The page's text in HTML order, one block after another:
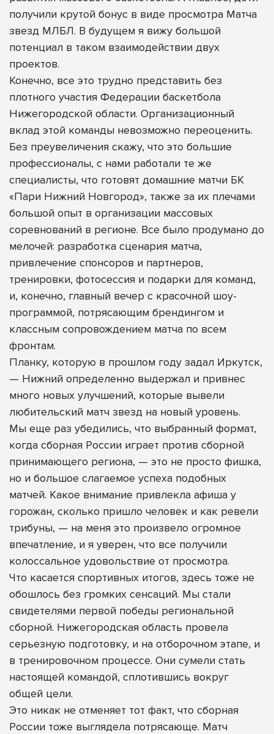
получили крутой бонус в виде просмотра Матча
звезд МЛБЛ. В будущем я вижу большой
потенциал в таком взаимодействии двух
проектов.
Конечно, все это трудно представить без
плотного участия Федерации баскетбола
Нижегородской области. Организационный
вклад этой команды невозможно переоценить.
Без преувеличения скажу, что это большие
профессионалы, с нами работали те же
специалисты, что готовят домашние матчи БК
«Пари Нижний Новгород», также за их плечами
большой опыт в организации массовых
соревнований в регионе. Все было продумано до
мелочей: разработка сценария матча,
привлечение спонсоров и партнеров,
тренировки, фотосессия и подарки для команд,
и, конечно, главный вечер с красочной шоу-
программой, потрясающим брендингом и
классным сопровождением матча по всем
фронтам.
Планку, которую в прошлом году задал Иркутск,
— Нижний определенно выдержал и привнес
много новых улучшений, которые вывели
любительский матч звезд на новый уровень.
Мы еще раз убедились, что выбранный формат,
когда сборная России играет против сборной
принимающего региона, — это не просто фишка,
но и большое слагаемое успеха подобных
матчей. Какое внимание привлекла афиша у
горожан, сколько пришло человек и как ревели
трибуны, — на меня это произвело огромное
впечатление, и я уверен, что все получили
колоссальное удовольствие от просмотра.
Что касается спортивных итогов, здесь тоже не
обошлось без громких сенсаций. Мы стали
свидетелями первой победы региональной
сборной. Нижегородская область провела
серьезную подготовку, и на отборочном этапе, и
в тренировочном процессе. Они сумели стать
настоящей командой, сплотившись вокруг
общей цели.
Это никак не отменяет тот факт, что сборная
России тоже выглядела потрясающе. Матч